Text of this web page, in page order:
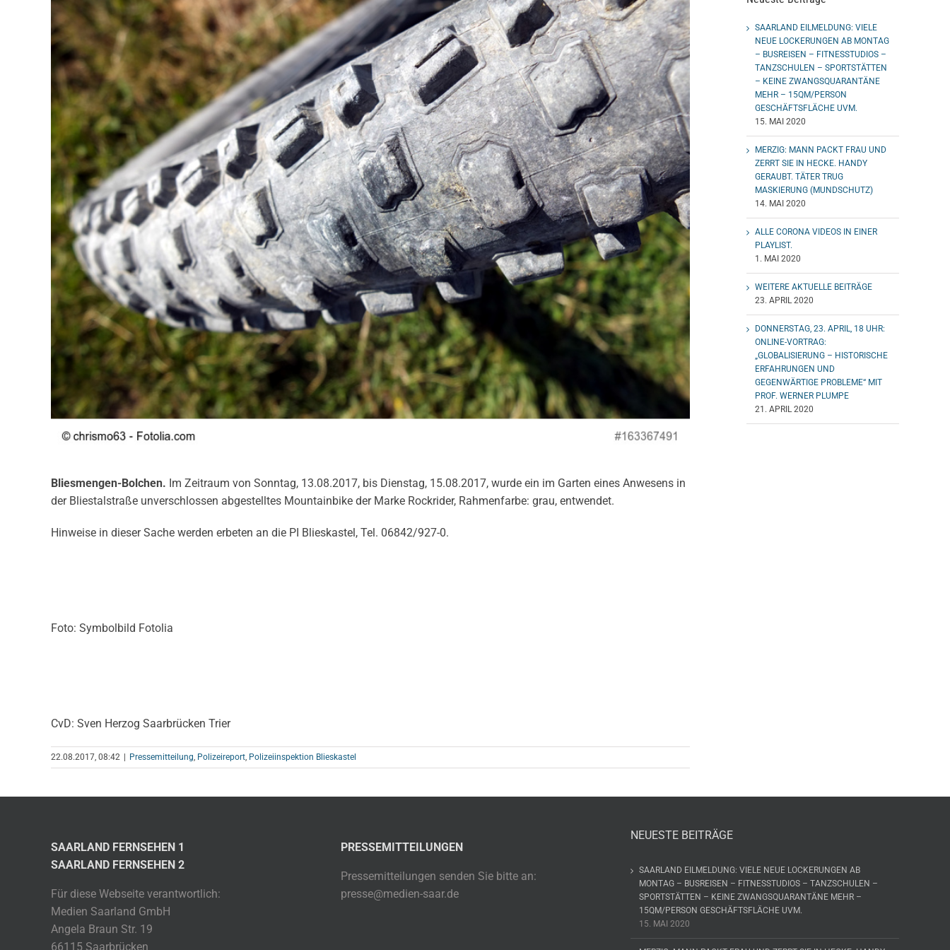
Bliesmengen-Bolchen. Im Zeitraum von Sonntag, 13.08.2017, bis Dienstag, 15.08.2017, wurde ein im Garten eines Anwesens in
der Bliestalstraße unverschlossen abgestelltes Mountainbike der Marke Rockrider, Rahmenfarbe: grau, entwendet.
Hinweise in dieser Sache werden erbeten an die PI Blieskastel, Tel. 06842/927-0.
Foto: Symbolbild Fotolia
CvD: Sven Herzog Saarbrücken Trier
22.08.2017, 08:42 | Pressemitteilung Polizeireport Polizeiinspektion Blieskastel
SAARLAND EILMELDUNG: VIELE
NEUE LOCKERUNGEN AB MONTAG
– BUSREISEN – FITNESSTUDIOS –
TANZSCHULEN – SPORTSTÄTTEN
– KEINE ZWANGSQUARANTÄNE
MEHR – 15QM/PERSON
GESCHÄFTSFLÄCHE UVM.
15. MAI 2020
MERZIG: MANN PACKT FRAU UND
ZERRT SIE IN HECKE. HANDY
GERAUBT. TÄTER TRUG
MASKIERUNG (MUNDSCHUTZ)
14. MAI 2020
ALLE CORONA VIDEOS IN EINER
PLAYLIST.
1. MAI 2020
WEITERE AKTUELLE BEITRÄGE
23. APRIL 2020
DONNERSTAG, 23. APRIL, 18 UHR:
ONLINE-VORTRAG:
„GLOBALISIERUNG – HISTORISCHE
ERFAHRUNGEN UND
GEGENWÄRTIGE PROBLEME“ MIT
PROF. WERNER PLUMPE
21. APRIL 2020
SAARLAND FERNSEHEN 1
SAARLAND FERNSEHEN 2
Für diese Webseite verantwortlich:
Medien Saarland GmbH
Angela Braun Str. 19
66115 Saarbrücken
PRESSEMITTEILUNGEN
Pressemitteilungen senden Sie bitte an:
presse@medien-saar.de
NEUESTE BEITRÄGE
SAARLAND EILMELDUNG: VIELE NEUE LOCKERUNGEN AB
MONTAG – BUSREISEN – FITNESSTUDIOS – TANZSCHULEN –
SPORTSTÄTTEN – KEINE ZWANGSQUARANTÄNE MEHR –
15QM/PERSON GESCHÄFTSFLÄCHE UVM.
15. MAI 2020